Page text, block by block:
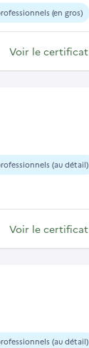
(en gros)
Voir le certificat
(au détail)
Voir le certificat
(au détail)